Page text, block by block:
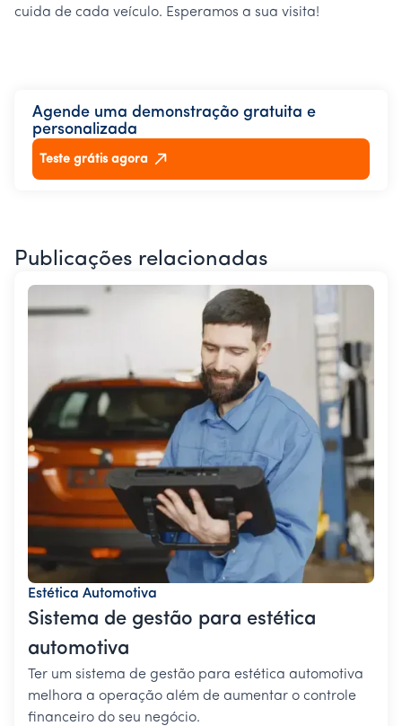
cuida de cada veículo. Esperamos a sua visita!
Agende uma demonstração gratuita e
personalizada
Teste grátis agora
Publicações relacionadas
Estética Automotiva
Sistema de gestão para estética
automotiva
Ter um sistema de gestão para estética automotiva
melhora a operação além de aumentar o controle
financeiro do seu negócio.